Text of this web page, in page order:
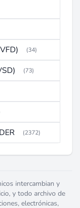
(34)
(73)
(2372)
intercambian y
y todo archivo de
electrónicas,